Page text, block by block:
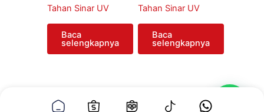
Tahan Sinar UV
Baca
selengkapnya
Tahan Sinar UV
Baca
selengkapnya